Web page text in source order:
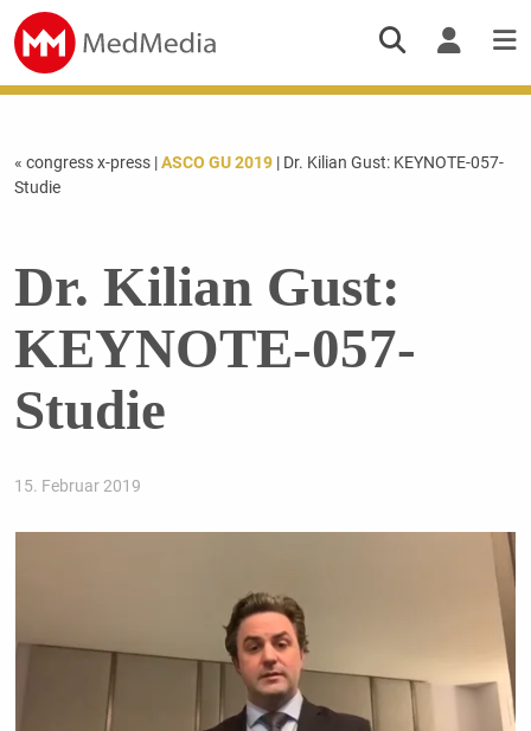
« congress x-press |ASCO GU 2019| Dr. Kilian Gust: KEYNOTE-057-
Studie
Dr. Kilian Gust:
KEYNOTE-057-
Studie
15. Februar 2019